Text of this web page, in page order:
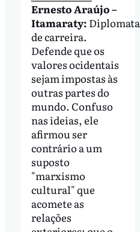
Ernesto Araújo –
Itamaraty: Diplomata
de carreira.
Defende que os
valores ocidentais
sejam impostas às
outras partes do
mundo. Confuso
nas ideias, ele
afirmou ser
contrário a um
suposto
"marxismo
cultural" que
acomete as
relações